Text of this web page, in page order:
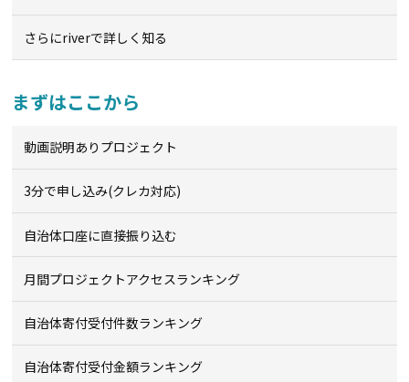
さらにriverで詳しく知る
まずはここから
動画説明ありプロジェクト
3分で申し込み(クレカ対応)
自治体口座に直接振り込む
月間プロジェクトアクセスランキング
自治体寄付受付件数ランキング
自治体寄付受付金額ランキング